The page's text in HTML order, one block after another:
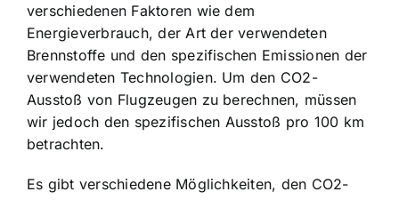
verschiedenen Faktoren wie dem
Energieverbrauch, der Art der verwendeten
Brennstoffe und den spezifischen Emissionen der
verwendeten Technologien. Um den CO2-
Ausstoß von Flugzeugen zu berechnen, müssen
wir jedoch den spezifischen Ausstoß pro 100 km
betrachten.
Es gibt verschiedene Möglichkeiten, den CO2-